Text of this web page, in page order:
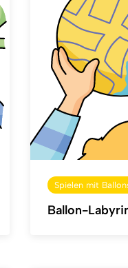
Spielen mit
Ballon-